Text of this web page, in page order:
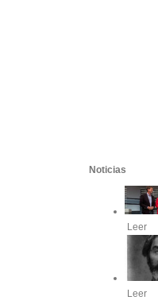
Noticias
Leer
Leer